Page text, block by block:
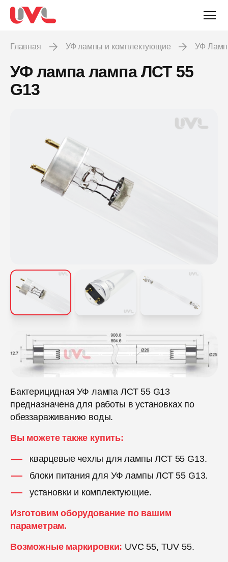
Главная УФ лампы и комплектующие УФ
УФ лампа лампа ЛСТ 55
G13
Бактерицидная УФ лампа ЛСТ 55 G13
предназначена для работы в установках по
обеззараживанию воды.
Вы можете также купить:
кварцевые чехлы для лампы ЛСТ 55 G13.
блоки питания для УФ лампы ЛСТ 55 G13.
установки и комплектующие.
Изготовим оборудование по вашим
параметрам.
Возможные маркировки: UVC 55, TUV 55.